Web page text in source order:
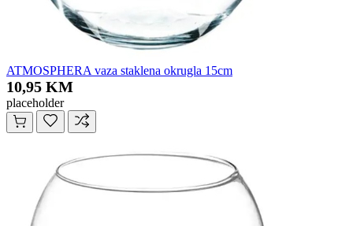
ATMOSPHERA vaza staklena okrugla 15cm
10,95 KM
placeholder